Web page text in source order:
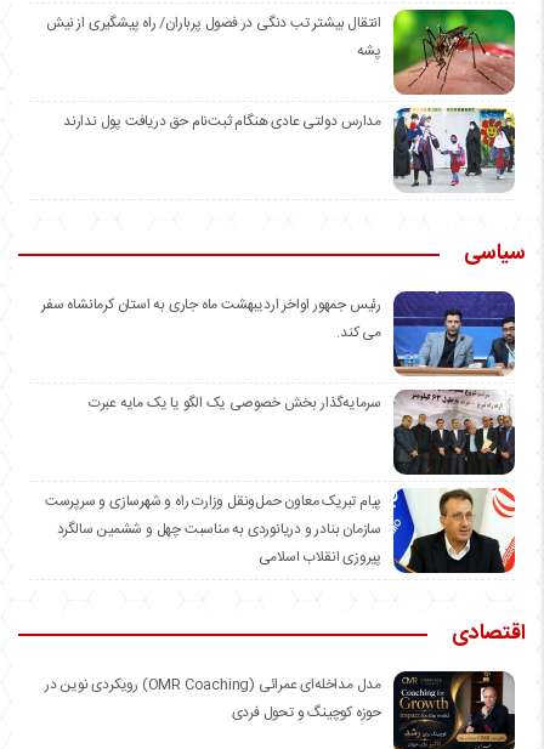
انتقال بیشتر تب دنگی در فصول پرباران/ راه پیشگیری از نیش
پشه
مدارس دولتی عادی هنگام ثبت‌نام حق دریافت پول ندارند
سیاسی
رئیس جمهور اواخر اردیبهشت ماه جاری به استان کرمانشاه سفر
می کند.
سرمایه‌گذار بخش خصوصی یک الگو یا یک مایه عبرت
️پیام تبریک معاون حمل‌ونقل وزارت راه و شهرسازی و سرپرست
سازمان بنادر و دریانوردی به مناسبت چهل و ششمین سالگرد
پیروزی انقلاب اسلامی
اقتصادی
مدل مداخله‌ای عمرائی (OMR Coaching) رویکردی نوین در
حوزه کوچینگ و تحول فردی